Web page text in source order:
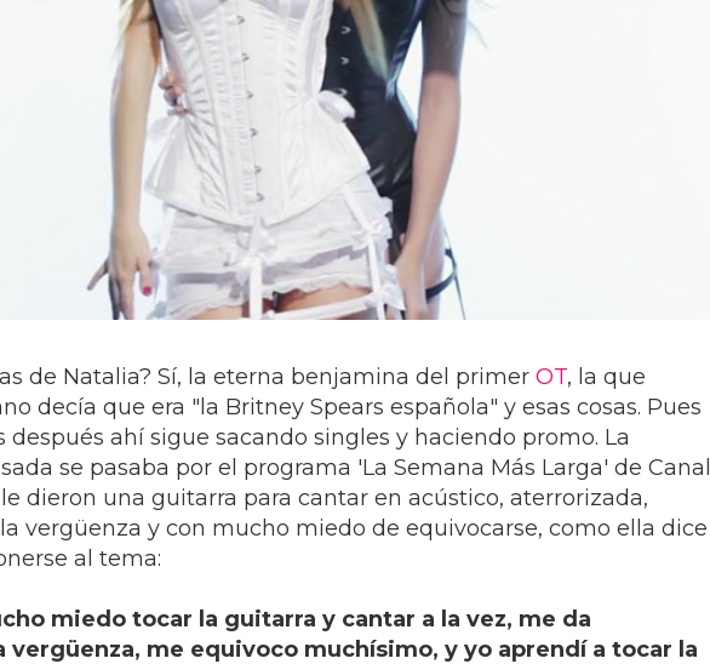
de Natalia? Sí, la eterna benjamina del primer OT, la que
decía que era "la Britney Spears española" y esas cosas. Pues
después ahí sigue sacando singles y haciendo promo. La
se pasaba por el programa 'La Semana Más Larga' de Canal
dieron una guitarra para cantar en acústico, aterrorizada,
vergüenza y con mucho miedo de equivocarse, como ella dice
al tema:
miedo tocar la guitarra y cantar a la vez, me da
vergüenza, me equivoco muchísimo, y yo aprendí a tocar la